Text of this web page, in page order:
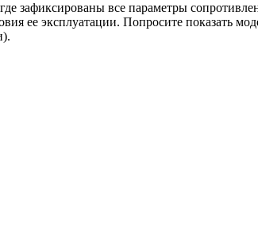
зафиксированы все параметры
ее эксплуатации. Попросите показать